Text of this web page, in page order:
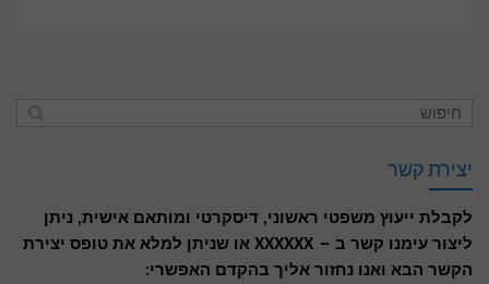
יצירת קשר
לקבלת ייעוץ משפטי ראשוני, דיסקרטי ומותאם אישית, ניתן
ליצור עימנו קשר ב – XXXXXX או שניתן למלא את טופס יצירת
הקשר הבא ואנו נחזור אליך בהקדם האפשרי: